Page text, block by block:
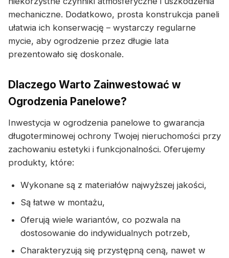
mechaniczne. Dodatkowo, prosta konstrukcja paneli
ułatwia ich konserwację – wystarczy regularne
mycie, aby ogrodzenie przez długie lata
prezentowało się doskonale.
Dlaczego Warto Zainwestować w
Ogrodzenia Panelowe?
Inwestycja w ogrodzenia panelowe to gwarancja
długoterminowej ochrony Twojej nieruchomości przy
zachowaniu estetyki i funkcjonalności. Oferujemy
produkty, które:
Wykonane są z materiałów najwyższej jakości,
Są łatwe w montażu,
Oferują wiele wariantów, co pozwala na
dostosowanie do indywidualnych potrzeb,
Charakteryzują się przystępną ceną, nawet w